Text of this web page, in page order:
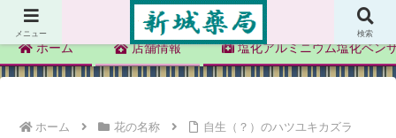
新城薬局
ホーム 店舗情報 塩化アルミニウム塩化ベン
ホーム 花の名称 自生（？）のハツユキカズラ
メニュー 検索